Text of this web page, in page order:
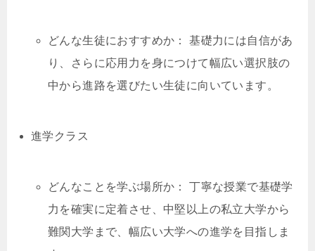
どんな生徒におすすめか： 基礎力には自信があ
り、さらに応用力を身につけて幅広い選択肢の
中から進路を選びたい生徒に向いています。
進学クラス
どんなことを学ぶ場所か： 丁寧な授業で基礎学
力を確実に定着させ、中堅以上の私立大学から
難関大学まで、幅広い大学への進学を目指しま